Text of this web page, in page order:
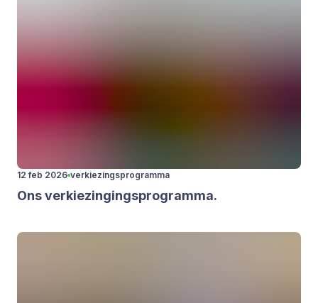
12 feb 2026 verkiezingsprogramma
Ons ver­kie­zin­gings­pro­gram­ma.